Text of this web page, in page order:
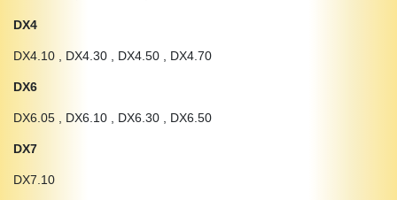
DX4
DX4.10 , DX4.30 , DX4.50 , DX4.70
DX6
DX6.05 , DX6.10 , DX6.30 , DX6.50
DX7
DX7.10